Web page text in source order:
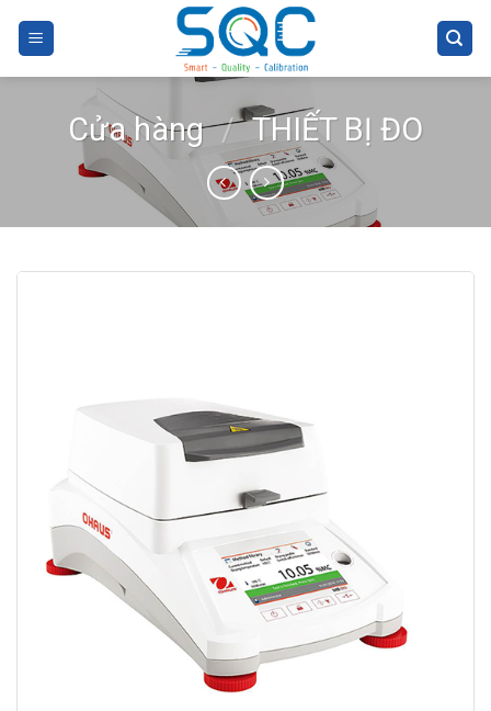
Cửa hàng / THIẾT BỊ ĐO